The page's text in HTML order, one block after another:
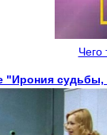
Чего
судьбы,